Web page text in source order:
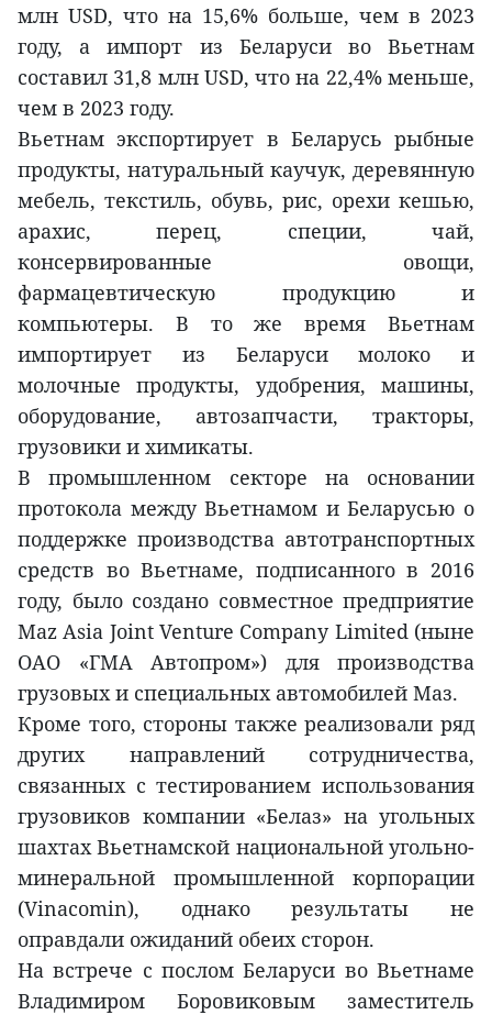
млн USD, что на 15,6% больше, чем в 2023
году, а импорт из Беларуси во Вьетнам
составил 31,8 млн USD, что на 22,4% меньше,
чем в 2023 году.
Вьетнам экспортирует в Беларусь рыбные
продукты, натуральный каучук, деревянную
мебель, текстиль, обувь, рис, орехи кешью,
арахис, перец, специи, чай,
консервированные овощи,
фармацевтическую продукцию и
компьютеры. В то же время Вьетнам
импортирует из Беларуси молоко и
молочные продукты, удобрения, машины,
оборудование, автозапчасти, тракторы,
грузовики и химикаты.
В промышленном секторе на основании
протокола между Вьетнамом и Беларусью о
поддержке производства автотранспортных
средств во Вьетнаме, подписанного в 2016
году, было создано совместное предприятие
Maz Asia Joint Venture Company Limited (ныне
ОАО «ГМА Автопром») для производства
грузовых и специальных автомобилей Маз.
Кроме того, стороны также реализовали ряд
других направлений сотрудничества,
связанных с тестированием использования
грузовиков компании «Белаз» на угольных
шахтах Вьетнамской национальной угольно-
минеральной промышленной корпорации
(Vinacomin), однако результаты не
оправдали ожиданий обеих сторон.
На встрече с послом Беларуси во Вьетнаме
Владимиром Боровиковым заместитель